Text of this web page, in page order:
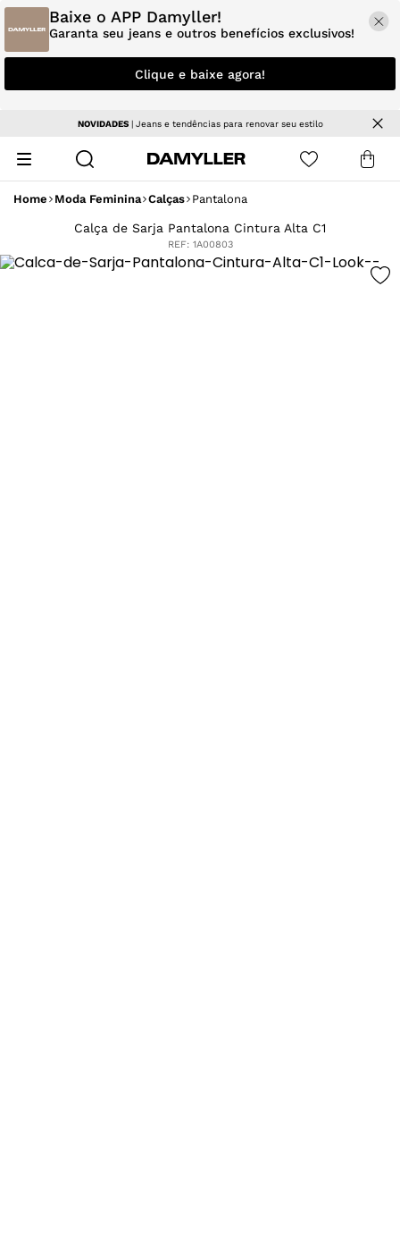
Baixe o APP Damyller!
Garanta seu jeans e outros benefícios exclusivos!
Clique e baixe agora!
NOVIDADES| Jeans e tendências para renovar seu estilo
Home Moda Feminina Calças Pantalona
Calça de Sarja Pantalona Cintura Alta C1
REF: 1A00803